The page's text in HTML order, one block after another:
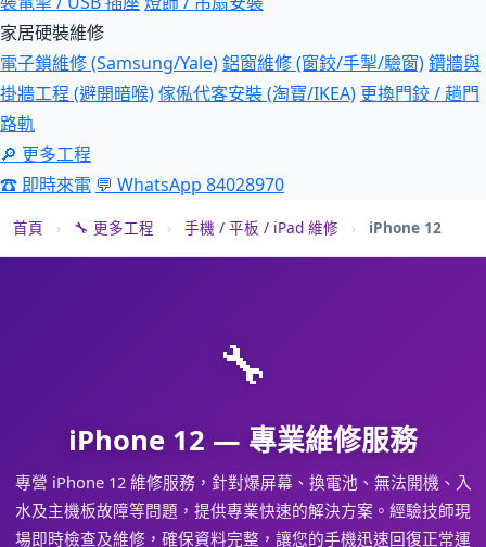
家居硬裝維修
電子鎖維修 (Samsung/Yale)鋁窗維修 (窗鉸/手掣/驗窗)鑽牆與
掛牆工程 (避開暗喉)傢俬代客安裝 (淘寶/IKEA) 更換門鉸 / 趟門
路軌
🔎 更多工程
☎ 即時來電 💬 WhatsApp 84028970
首頁 › 🔧 更多工程 › 手機 / 平板 / iPad 維修 › iPhone 12
🔧
iPhone 12 — 專業維修服務
專營 iPhone 12 維修服務，針對爆屏幕、換電池、無法開機、入
水及主機板故障等問題，提供專業快速的解決方案。經驗技師現
場即時檢查及維修，確保資料完整，讓您的手機迅速回復正常運